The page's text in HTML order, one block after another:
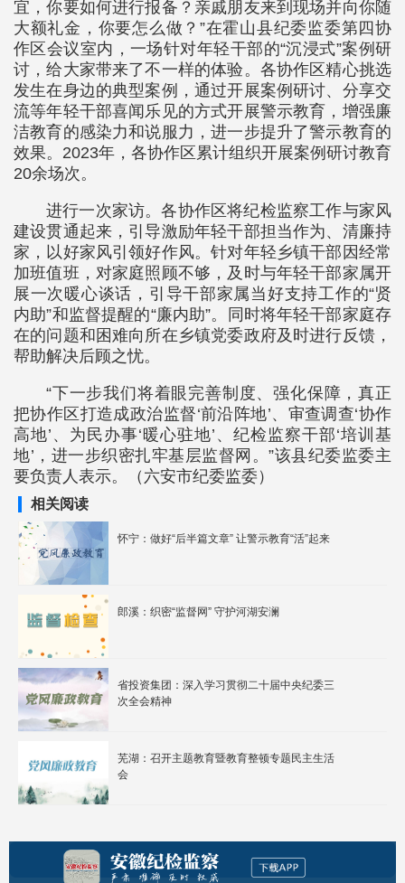
宜，你要如何进行报备？亲戚朋友来到现场并向你随
大额礼金，你要怎么做？”在霍山县纪委监委第四协
作区会议室内，一场针对年轻干部的“沉浸式”案例研
讨，给大家带来了不一样的体验。各协作区精心挑选
发生在身边的典型案例，通过开展案例研讨、分享交
流等年轻干部喜闻乐见的方式开展警示教育，增强廉
洁教育的感染力和说服力，进一步提升了警示教育的
效果。2023年，各协作区累计组织开展案例研讨教育
20余场次。
进行一次家访。各协作区将纪检监察工作与家风
建设贯通起来，引导激励年轻干部担当作为、清廉持
家，以好家风引领好作风。针对年轻乡镇干部因经常
加班值班，对家庭照顾不够，及时与年轻干部家属开
展一次暖心谈话，引导干部家属当好支持工作的“贤
内助”和监督提醒的“廉内助”。同时将年轻干部家庭存
在的问题和困难向所在乡镇党委政府及时进行反馈，
帮助解决后顾之忧。
“下一步我们将着眼完善制度、强化保障，真正
把协作区打造成政治监督‘前沿阵地’、审查调查‘协作
高地’、为民办事‘暖心驻地’、纪检监察干部‘培训基
地’，进一步织密扎牢基层监督网。”该县纪委监委主
要负责人表示。（六安市纪委监委）
相关阅读
怀宁：做好“后半篇文章” 让警示教育“活”起来
郎溪：织密“监督网” 守护河湖安澜
省投资集团：深入学习贯彻二十届中央纪委三
次全会精神
芜湖：召开主题教育暨教育整顿专题民主生活
会